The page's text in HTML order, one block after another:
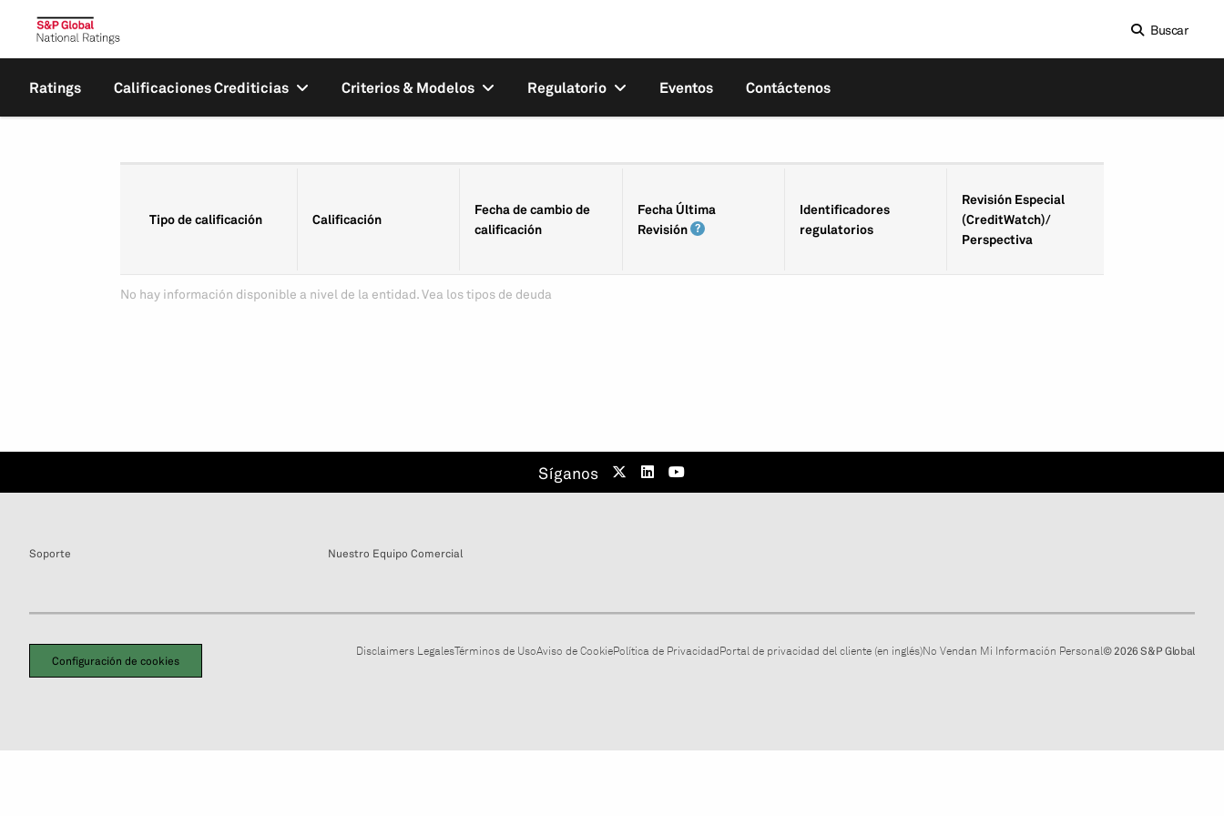
Buscar
Ratings Calificaciones Crediticias Criterios & Modelos Regulatorio Eventos Contáctenos
Tipo de calificación Calificación
Fecha de cambio de
calificación
Fecha Última
Revisión
Identifica­dores
regulatorios
Revisión Especial
(CreditWatch)/
Perspectiva
No hay información disponible a nivel de la entidad. Vea los tipos de deuda
Síganos
Soporte Nuestro Equipo Comercial
Configuración de cookies
Disclaimers LegalesTérminos de UsoAviso de CookiePolítica de PrivacidadPortal de privacidad del cliente (en inglés)No Vendan Mi Información Personal© 2026 S&P Global